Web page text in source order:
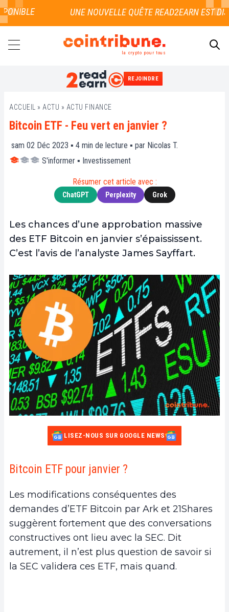
la crypto pour tous
REJOINDRE
ACCUEIL » ACTU » ACTU FINANCE
Bitcoin ETF - Feu vert en janvier ?
sam 02 Déc 2023 ▪ 4 min de lecture ▪ par Nicolas T.
S'informer ▪ Investissement
Résumer cet article avec :
ChatGPT Perplexity Grok
Les chances d’une approbation massive
des ETF Bitcoin en janvier s’épaississent.
C’est l’avis de l’analyste James Sayffart.
LISEZ-NOUS SUR GOOGLE NEWS
Bitcoin ETF pour janvier ?
Les modifications conséquentes des
demandes d’ETF Bitcoin par Ark et 21Shares
suggèrent fortement que des conversations
constructives ont lieu avec la SEC. Dit
autrement, il n’est plus question de savoir si
la SEC validera ces ETF, mais quand.